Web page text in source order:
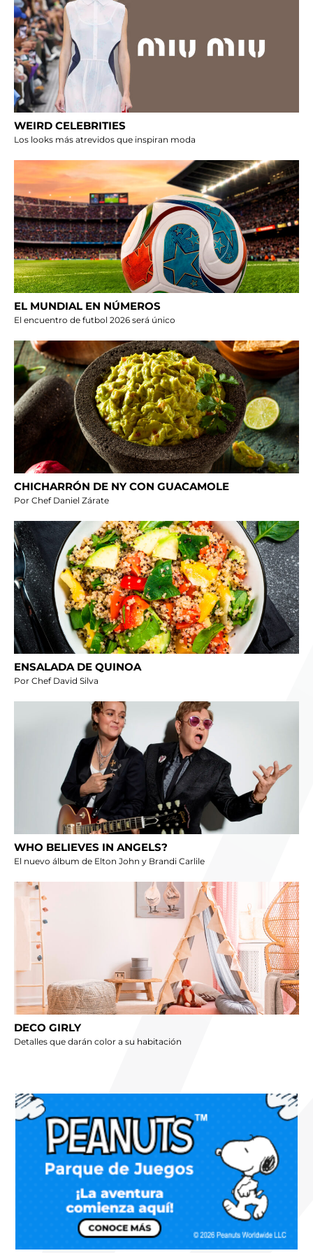
WEIRD CELEBRITIES
Los looks más atrevidos que inspiran moda
EL MUNDIAL EN NÚMEROS
El encuentro de futbol 2026 será único
CHICHARRÓN DE NY CON GUACAMOLE
Por Chef Daniel Zárate
ENSALADA DE QUINOA
Por Chef David Silva
WHO BELIEVES IN ANGELS?
El nuevo álbum de Elton John y Brandi Carlile
DECO GIRLY
Detalles que darán color a su habitación